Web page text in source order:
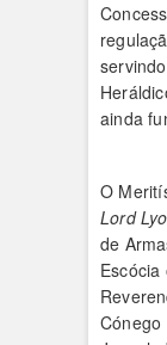
ainda
O
Lord
de
Escócia
Cónego